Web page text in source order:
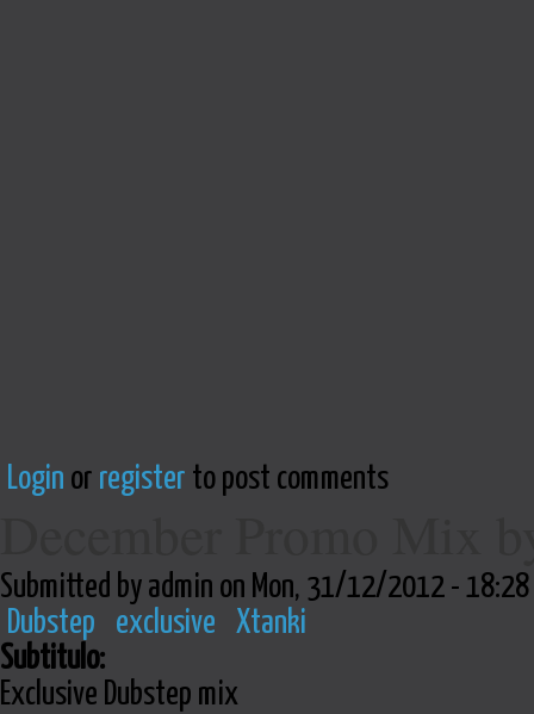
Login or register to post comments
Submitted by admin on Mon, 31/12/2012 - 18:28
Dubstep
exclusive
Xtanki
Subtitulo:
Exclusive Dubstep mix